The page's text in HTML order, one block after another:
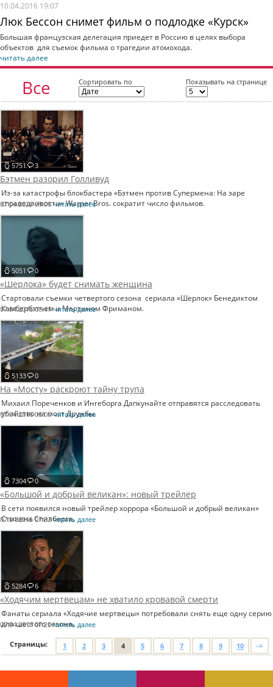
10.04.2016 19:07
Люк Бессон снимет фильм о подлодке «Курск»
Большая французская делегация приедет в Россию в целях выбора
объектов для съемок фильма о трагедии атомохода.
читать далее
Все
новости
Сортировать по Показывать на странице
5751 3
Бэтмен разорил Голливуд
Из-за катастрофы блокбастера «Бэтмен против Супермена: На заре
справедливости» Warner Bros. сократит число фильмов.
07.04.2016 09:09 читать далее
5051 0
«Шерлока» будет снимать женщина
Стартовали съемки четвертого сезона сериала «Шерлок» Бенедиктом
Камбербэтчем и Мартином Фриманом.
07.04.2016 08:47 читать далее
5133 0
На «Мосту» раскроют тайну трупа
Михаил Пореченков и Ингеборга Дапкунайте отправятся расследовать
убийство на мост Дружбы.
07.04.2016 08:00 читать далее
7304 0
«Большой и добрый великан»: новый трейлер
В сети появился новый трейлер хоррора «Большой и добрый великан»
Стивена Спилберга.
07.04.2016 07:33 читать далее
5284 6
«Ходячим мертвецам» не хватило кровавой смерти
Фанаты сериала «Ходячие мертвецы» потребовали снять еще одну серию
для шестого сезона.
07.04.2016 07:29 читать далее
Страницы: 1 2 3 4 5 6 7 8 9 10 ->